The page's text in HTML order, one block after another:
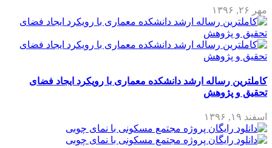
مهر ۲۶, ۱۳۹۶
کاملترین رساله ارشد دانشکده معماری با رویکرد ایجاد فضای
تحقیق و پژوهش
اسفند ۱۹, ۱۳۹۶